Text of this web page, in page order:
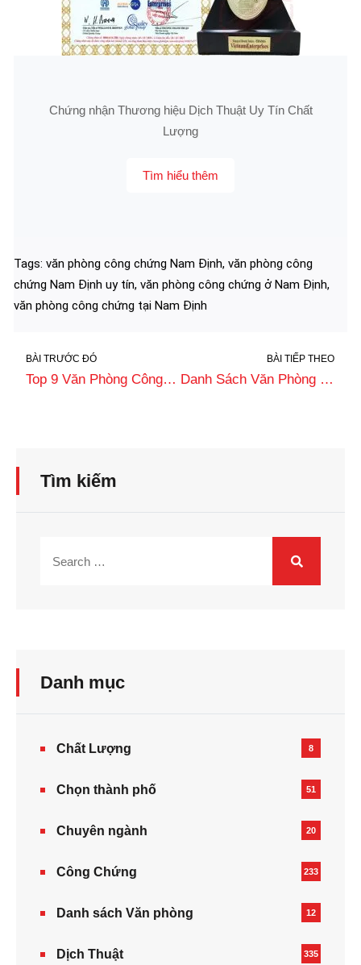
Chứng nhận Thương hiệu Dịch Thuật Uy Tín Chất
Lượng
Tìm hiểu thêm
Tags: văn phòng công chứng Nam Định, văn phòng công
chứng Nam Định uy tín, văn phòng công chứng ở Nam Định,
văn phòng công chứng tại Nam Định
BÀI TRƯỚC ĐÓ
Top 9 Văn Phòng Công Chứng Bắc Giang Uy Tín, Giá Tốt Nhất
BÀI TIẾP THEO
Danh Sách Văn Phòng Công Chứng Tại Quận Hoàng Mai Hà Nội Uy Tín
Tìm kiếm
Danh mục
Chất Lượng 8
Chọn thành phố 51
Chuyên ngành 20
Công Chứng 233
Danh sách Văn phòng 12
Dịch Thuật 335